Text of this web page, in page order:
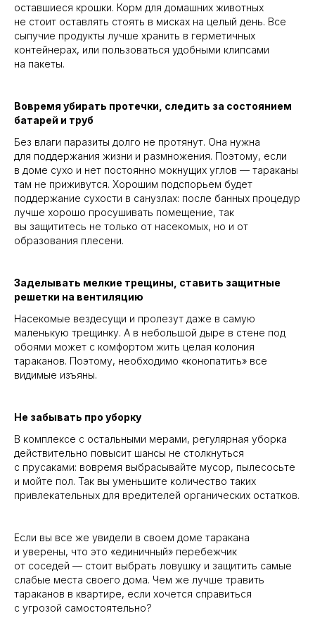
оставшиеся крошки. Корм для домашних животных
не стоит оставлять стоять в мисках на целый день. Все
сыпучие продукты лучше хранить в герметичных
контейнерах, или пользоваться удобными клипсами
на пакеты.
Вовремя убирать протечки, следить за состоянием
батарей и труб
Без влаги паразиты долго не протянут. Она нужна
для поддержания жизни и размножения. Поэтому, если
в доме сухо и нет постоянно мокнущих углов — тараканы
там не приживутся. Хорошим подспорьем будет
поддержание сухости в санузлах: после банных процедур
лучше хорошо просушивать помещение, так
вы защититесь не только от насекомых, но и от
образования плесени.
Заделывать мелкие трещины, ставить защитные
решетки на вентиляцию
Насекомые вездесущи и пролезут даже в самую
маленькую трещинку. А в небольшой дыре в стене под
обоями может с комфортом жить целая колония
тараканов. Поэтому, необходимо «конопатить» все
видимые изъяны.
Не забывать про уборку
В комплексе с остальными мерами, регулярная уборка
действительно повысит шансы не столкнуться
с прусаками: вовремя выбрасывайте мусор, пылесосьте
и мойте пол. Так вы уменьшите количество таких
привлекательных для вредителей органических остатков.
Если вы все же увидели в своем доме таракана
и уверены, что это «единичный» перебежчик
от соседей — стоит выбрать ловушку и защитить самые
слабые места своего дома. Чем же лучше травить
тараканов в квартире, если хочется справиться
с угрозой самостоятельно?